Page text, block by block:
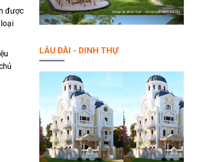
được
LÂU ĐÀI - DINH THỰ